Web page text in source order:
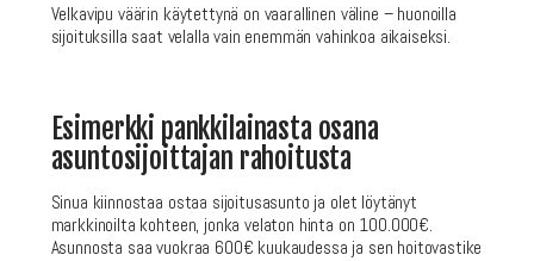
Velkavipu väärin käytettynä on vaarallinen väline – huonoilla
sijoituksilla saat velalla vain enemmän vahinkoa aikaiseksi.
Esimerkki pankkilainasta osana
asuntosijoittajan rahoitusta
Sinua kiinnostaa ostaa sijoitusasunto ja olet löytänyt
markkinoilta kohteen, jonka velaton hinta on 100.000€.
Asunnosta saa vuokraa 600€ kuukaudessa ja sen hoitovastike